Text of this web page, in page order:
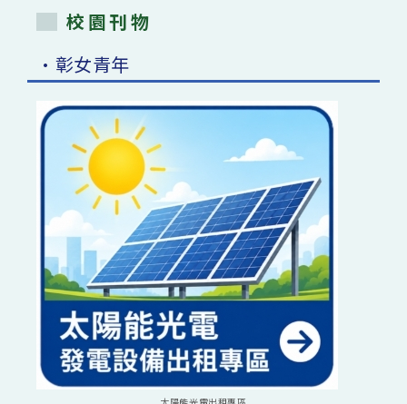
校園刊物
•彰女青年